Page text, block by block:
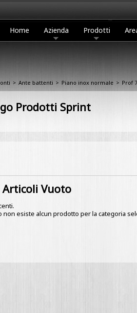
Home Azienda Prodotti
> Ante battenti > Piano inox normale > Prof
Prodotti Sprint
Articoli Vuoto
non esiste alcun prodotto per la categoria